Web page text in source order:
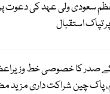
سعودی ولی عہد کی دعوت
تپاک استقبال
صدر کا خصوصی خط
پاک چین شراکت داری مزید